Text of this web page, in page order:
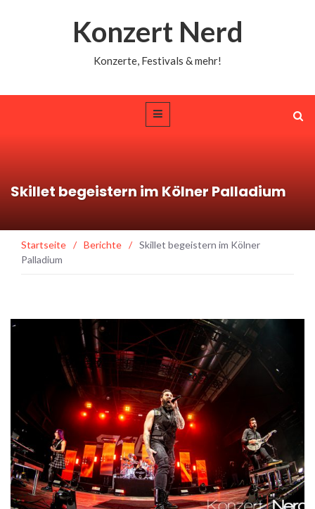
Konzert Nerd
Konzerte, Festivals & mehr!
Skillet begeistern im Kölner Palladium
Startseite / Berichte / Skillet begeistern im Kölner
Palladium